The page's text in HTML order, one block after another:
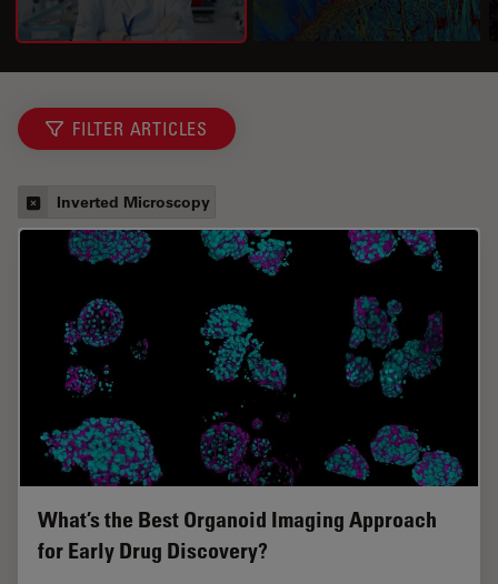
FILTER ARTICLES
Inverted Microscopy
What’s the Best Organoid Imaging Approach
for Early Drug Discovery?